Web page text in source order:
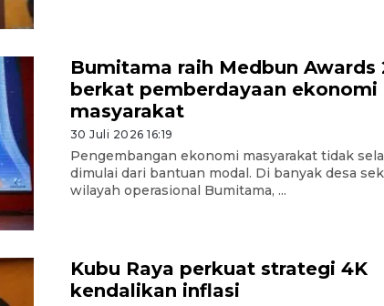
Bumitama raih Medbun Awards
berkat pemberdayaan ekonomi
masyarakat
30 Juli 2026 16:19
Pengembangan ekonomi masyarakat tidak
dimulai dari bantuan modal. Di banyak desa
wilayah operasional Bumitama, ...
Kubu Raya perkuat strategi 4K
kendalikan inflasi